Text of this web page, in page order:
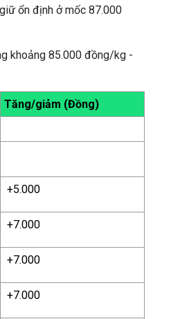
ổn định ở mốc 87.000
khoảng 85.000 đồng/kg -
Tăng/giảm (Đồng)
+5.000
+7.000
+7.000
+7.000